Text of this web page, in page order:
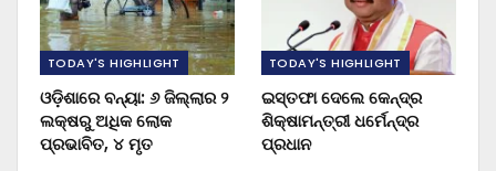
TODAY'S HIGHLIGHT
ଓଡ଼ିଶାରେ ବନ୍ୟା: ୬ ଜିଲ୍ଲାର ୨
ଲକ୍ଷରୁ ଅଧିକ ଲୋକ
ପ୍ରଭାବିତ, ୪ ମୃତ
TODAY'S HIGHLIGHT
ଇସ୍ତଫା ଦେଲେ କେନ୍ଦ୍ର
ଶିକ୍ଷାମନ୍ତ୍ରୀ ଧର୍ମେନ୍ଦ୍ର
ପ୍ରଧାନ